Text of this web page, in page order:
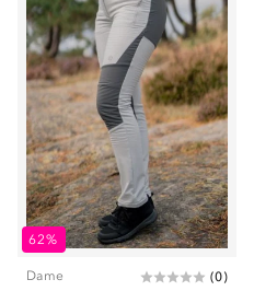
62%
Dame (0)